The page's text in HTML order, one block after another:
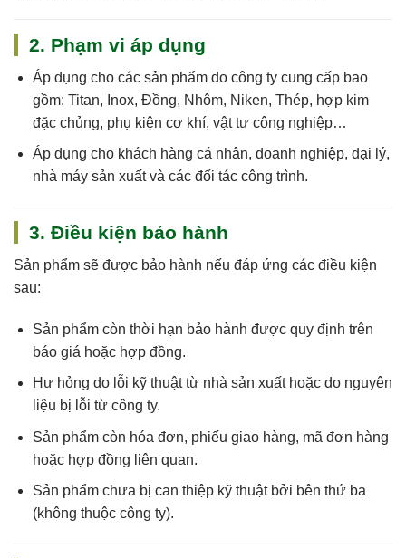
2. Phạm vi áp dụng
Áp dụng cho các sản phẩm do công ty cung cấpbao
gồm: Titan, Inox, Đồng, Nhôm, Niken, Thép, hợp kim
đặc chủng, phụ kiện cơ khí, vật tư công nghiệp…
Áp dụng cho khách hàng cá nhân, doanh nghiệp, đại lý,
nhà máy sản xuất và các đối tác công trình.
3. Điều kiện bảo hành
Sản phẩm sẽ được bảo hành nếu đáp ứng các điều kiện
sau:
Sản phẩm còn thời hạn bảo hành được quy định trên
báo giá hoặc hợp đồng.
Hư hỏng do lỗi kỹ thuậttừ nhà sản xuất hoặc do nguyên
liệu bị lỗi từ công ty.
Sản phẩm còn hóa đơn, phiếu giao hàng, mã đơn hàng
hoặc hợp đồng liên quan.
Sản phẩm chưa bị can thiệp kỹ thuật bởi bên thứ ba
(không thuộc công ty).